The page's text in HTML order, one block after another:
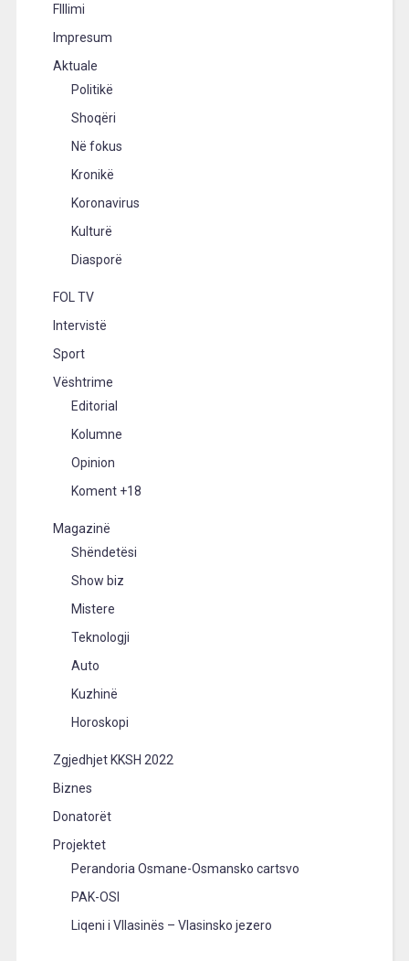
FIllimi
Impresum
Aktuale
Politikë
Shoqëri
Në fokus
Kronikë
Koronavirus
Kulturë
Diasporë
FOL TV
Intervistë
Sport
Vështrime
Editorial
Kolumne
Opinion
Koment +18
Magazinë
Shëndetësi
Show biz
Mistere
Teknologji
Auto
Kuzhinë
Horoskopi
Zgjedhjet KKSH 2022
Biznes
Donatorët
Projektet
Perandoria Osmane-Osmansko cartsvo
PAK-OSI
Liqeni i Vllasinës – Vlasinsko jezero